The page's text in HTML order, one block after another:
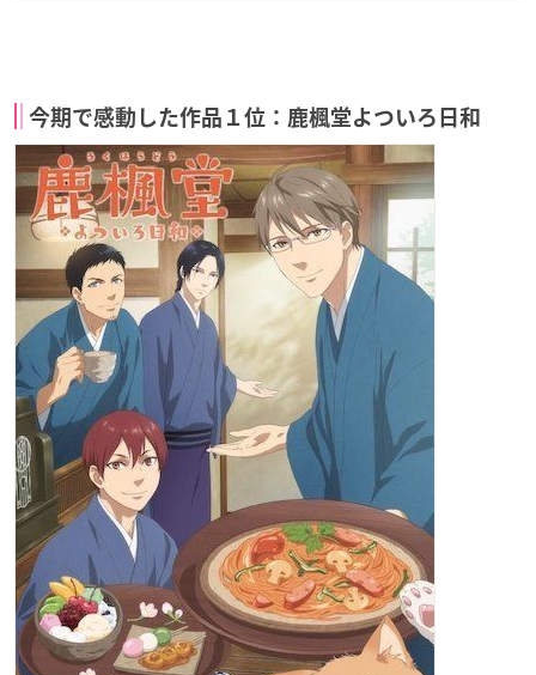
今期で感動した作品１位：鹿楓堂よついろ日和